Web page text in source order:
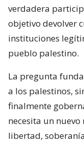
verdadera
objetivo devolver
instituciones
pueblo palestino.
La pregunta
a los palestinos,
finalmente
necesita un
libertad,